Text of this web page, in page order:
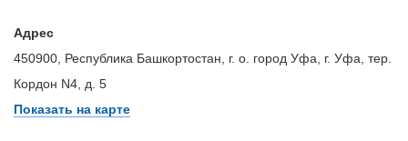
Адрес
450900, Республика Башкортостан, г. о. город Уфа, г. Уфа, тер.
Кордон N4, д. 5
Показать на карте